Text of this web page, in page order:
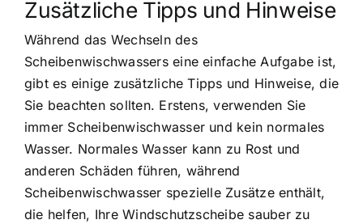
Zusätzliche Tipps und Hinweise
Während das Wechseln des
Scheibenwischwassers eine einfache Aufgabe ist,
gibt es einige zusätzliche Tipps und Hinweise, die
Sie beachten sollten. Erstens, verwenden Sie
immer Scheibenwischwasser und kein normales
Wasser. Normales Wasser kann zu Rost und
anderen Schäden führen, während
Scheibenwischwasser spezielle Zusätze enthält,
die helfen, Ihre Windschutzscheibe sauber zu